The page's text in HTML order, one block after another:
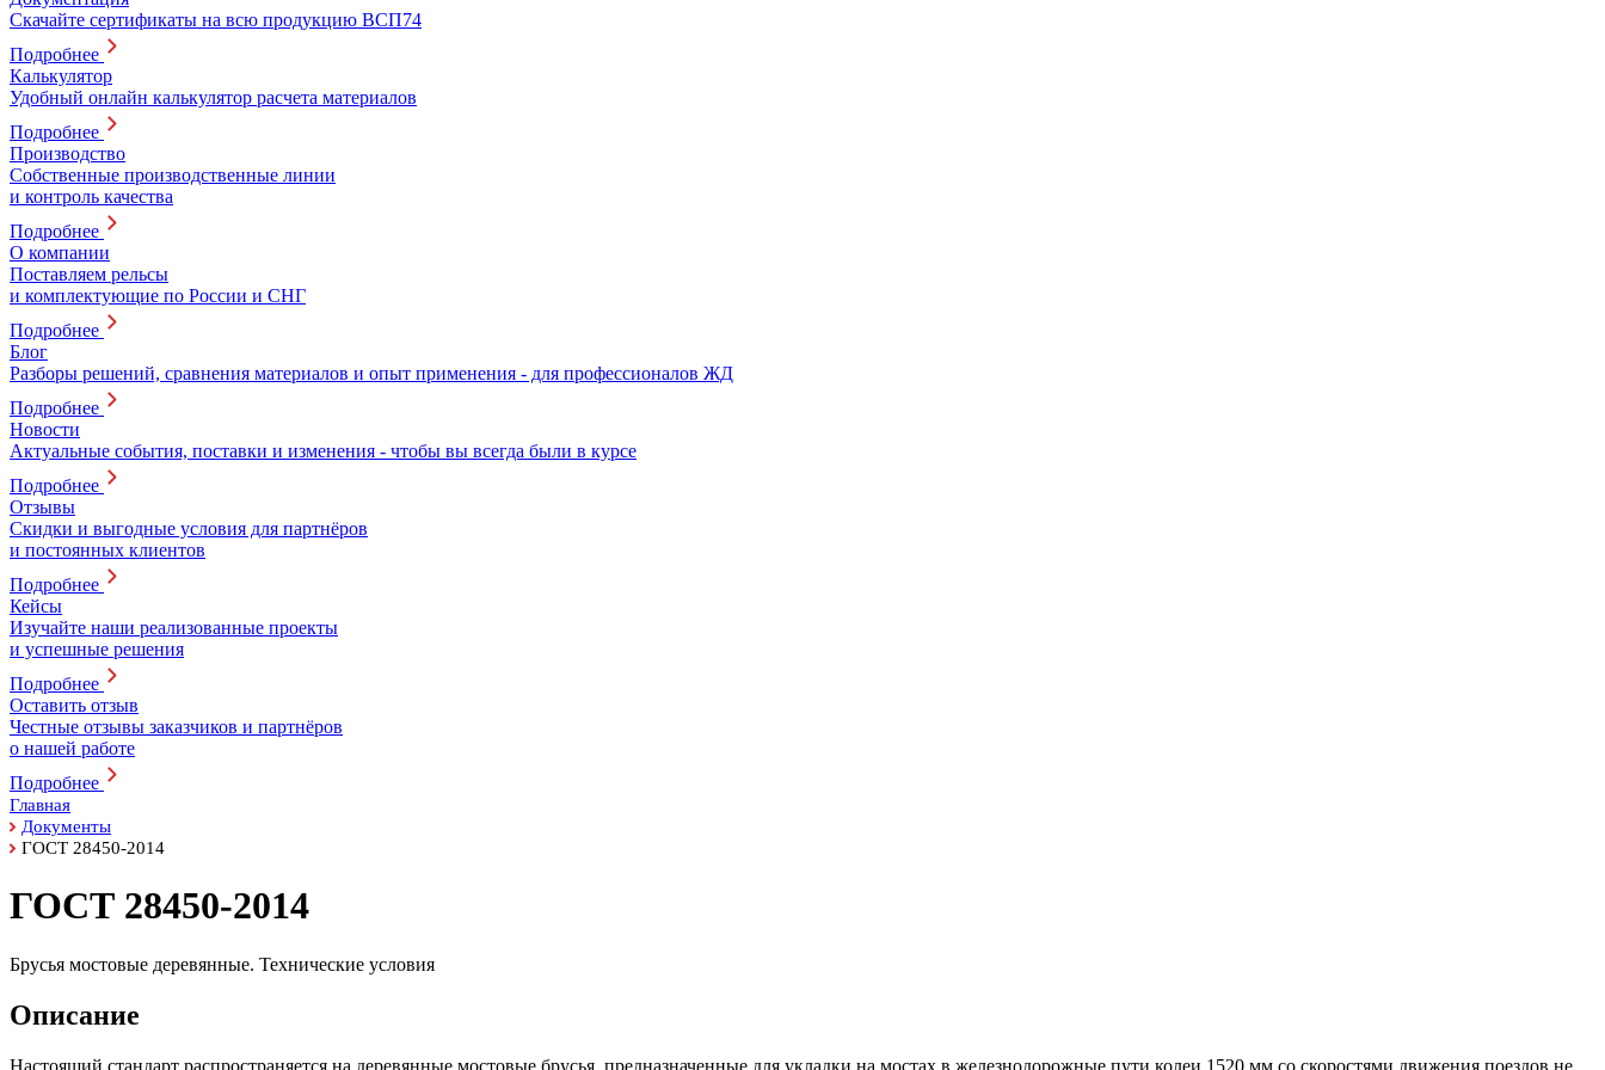
Скачайте сертификаты на всю продукцию ВСП74
Подробнее
Калькулятор
Удобный онлайн калькулятор расчета материалов
Подробнее
Производство
Собственные производственные линии
и контроль качества
Подробнее
О компании
Поставляем рельсы
и комплектующие по России и СНГ
Подробнее
Блог
Разборы решений, сравнения материалов и опыт применения - для профессионалов ЖД
Подробнее
Новости
Актуальные события, поставки и изменения - чтобы вы всегда были в курсе
Подробнее
Отзывы
Скидки и выгодные условия для партнёров
и постоянных клиентов
Подробнее
Кейсы
Изучайте наши реализованные проекты
и успешные решения
Подробнее
Оставить отзыв
Честные отзывы заказчиков и партнёров
о нашей работе
Подробнее
Главная
Документы
ГОСТ 28450-2014
ГОСТ 28450-2014
Брусья мостовые деревянные. Технические условия
Описание
Настоящий стандарт распространяется на деревянные мостовые брусья, предназначенные для укладки на мостах в железнодорожные пути колеи 1520 мм со скоростями движения поездов не